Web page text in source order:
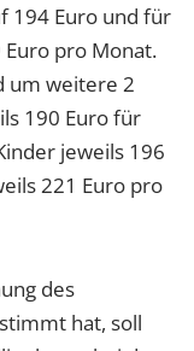
194 Euro und für
pro Monat.
um weitere 2
190 Euro für
jeweils 196
221 Euro pro
des
hat, soll